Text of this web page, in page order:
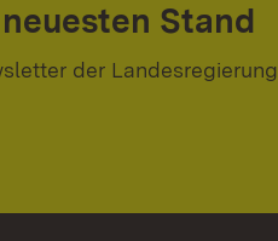
Stand
der Landesregierung.